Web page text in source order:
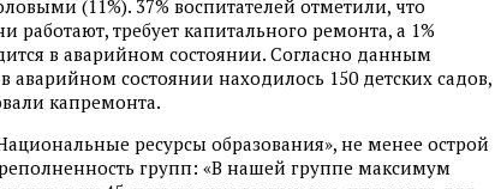
(11%). 37% воспитателей отметили, что
работают, требует капитального ремонта, а 1%
в аварийном состоянии. Согласно данным
аварийном состоянии находилось 150 детских садов,
капремонта.
ресурсы образования», не менее острой
групп: «В нашей группе максимум